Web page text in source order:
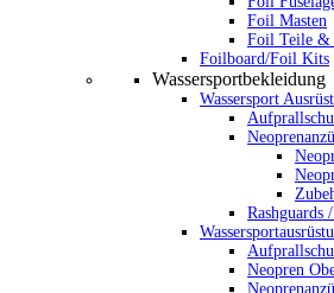
Foil Masten
Foil Teile &
Foilboard/Foil Kits
Wassersportbekleidung
Wassersport
Rashguards
Neopren